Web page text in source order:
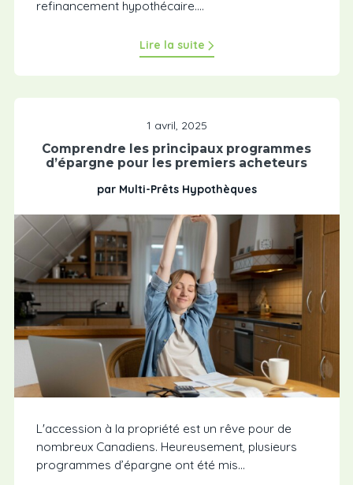
refinancement hypothécaire....
Lire la suite
1 avril, 2025
Comprendre les principaux programmes
d’épargne pour les premiers acheteurs
par Multi-Prêts Hypothèques
L'accession à la propriété est un rêve pour de
nombreux Canadiens. Heureusement, plusieurs
programmes d’épargne ont été mis...